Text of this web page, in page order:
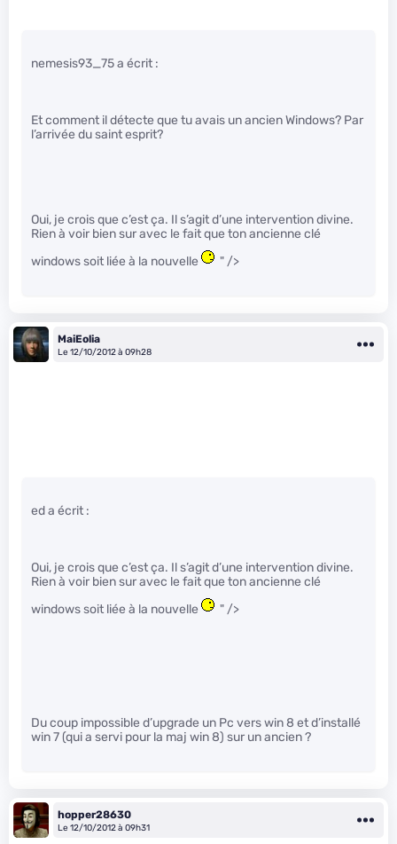
nemesis93_75 a écrit :
Et comment il détecte que tu avais un ancien Windows? Par
l’arrivée du saint esprit?
Oui, je crois que c’est ça. Il s’agit d’une intervention divine.
Rien à voir bien sur avec le fait que ton ancienne clé
windows soit liée à la nouvelle
" />
MaiEolia
Le 12/10/2012 à 09h28
ed a écrit :
Oui, je crois que c’est ça. Il s’agit d’une intervention divine.
Rien à voir bien sur avec le fait que ton ancienne clé
windows soit liée à la nouvelle
" />
Du coup impossible d’upgrade un Pc vers win 8 et d’installé
win 7 (qui a servi pour la maj win 8) sur un ancien ?
hopper28630
Le 12/10/2012 à 09h31